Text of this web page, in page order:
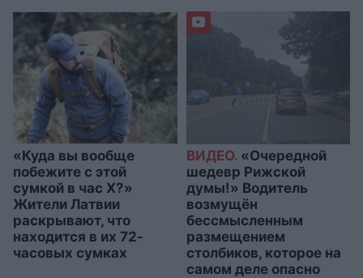
«Куда вы вообще
побежите с этой
сумкой в час X?»
Жители Латвии
раскрывают, что
находится в их 72-
часовых сумках
ВИДЕО.«Очередной
шедевр Рижской
думы!» Водитель
возмущён
бессмысленным
размещением
столбиков, которое на
самом деле опасно